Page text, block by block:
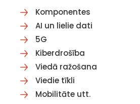
Komponentes
AI un lielie dati
5G
Kiberdrošība
Viedā ražošana
Viedie tīkli
Mobilitāte utt.